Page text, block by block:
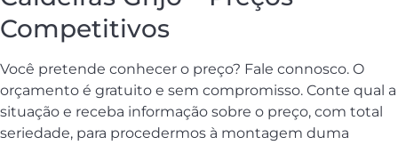
Competitivos
Você pretende conhecer o preço? Fale connosco. O
orçamento é gratuito e sem compromisso. Conte qual a
situação e receba informação sobre o preço, com total
seriedade, para procedermos à montagem duma